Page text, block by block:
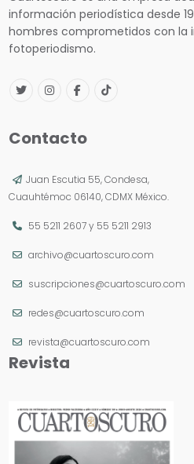
información periodística desde
hombres comprometidos con la
fotoperiodismo.
Contacto
Juan Escutia 55, Condesa,
Cuauhtémoc 06140, CDMX México.
55 5211 2607y 55 5211 2913
archivo@cuartoscuro.com
suscripciones@cuartoscuro.com
redes@cuartoscuro.com
revista@cuartoscuro.com
Revista